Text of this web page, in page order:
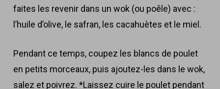
faites les revenir dans un wok (ou poêle) avec :
l’huile d’olive, le safran, les cacahuètes et le miel.
Pendant ce temps, coupez les blancs de poulet
en petits morceaux, puis ajoutez-les dans le wok,
salez et poivrez. *Laissez cuire le poulet pendant